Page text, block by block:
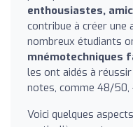
enthousiastes,
contribue à créer une
nombreux étudiants
mnémotechniques
les ont aidés à
notes, comme 48/
Voici quelques